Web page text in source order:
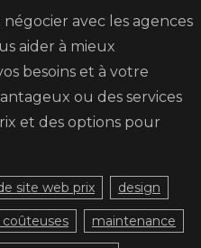
avec les agences
aider à mieux
besoins et à votre
ou des services
et des options pour
site web prix design
coûteuses maintenance